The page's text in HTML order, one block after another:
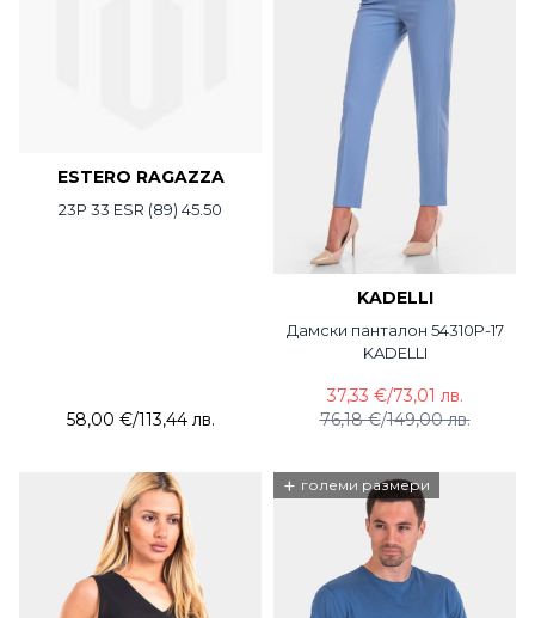
ESTERO RAGAZZA
23P 33 ESR (89) 45.50
58,00 €/113,44 лв.
KADELLI
Дамски панталон 54310P-17
KADELLI
76,18 €/149,00 лв.
37,33 €/73,01 лв.
+ големи размери